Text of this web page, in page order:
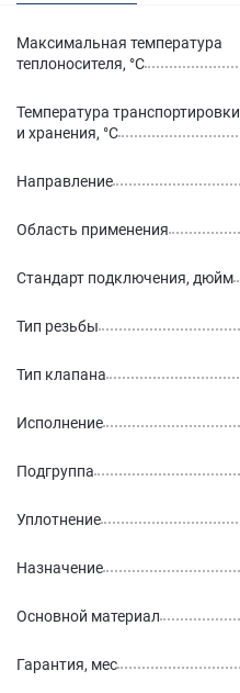
Максимальная температура
теплоносителя, °С
Температура транспортировки
и хранения, °С
Направление
Область применения
Стандарт подключения, дюйм
Тип резьбы
Тип клапана
Исполнение
Подгруппа
Уплотнение
Назначение
Основной материал
Гарантия, мес